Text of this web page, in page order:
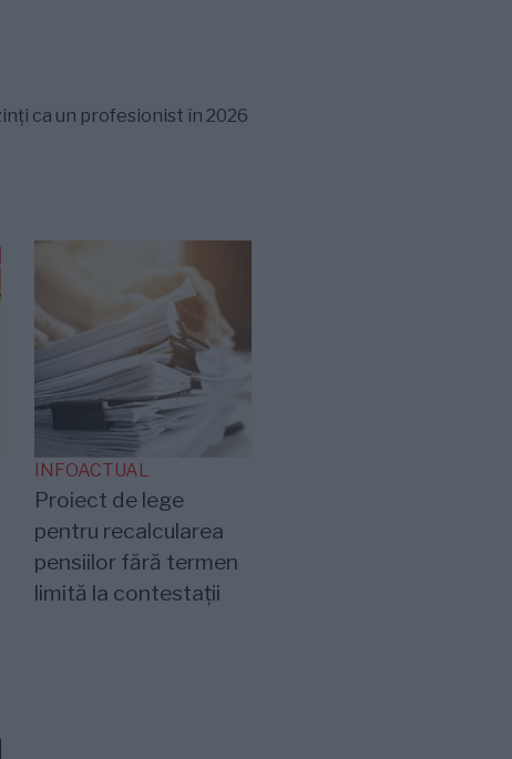
ca un profesionist în 2026
INFOACTUAL
Proiect de lege
pentru recalcularea
pensiilor fără termen
limită la contestații